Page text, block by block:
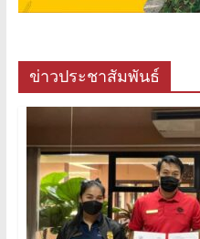
ข่าวประชาสัมพันธ์